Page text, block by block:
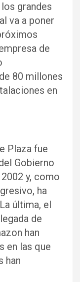
grandes
va a poner
de
80 millones
en
Plaza fue
Gobierno
y, como
ha
última, el
de
han
en las que
han